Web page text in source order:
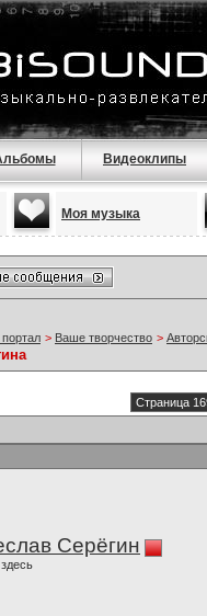
Видеоклипы
Моя музыка
> Ваше творчество >
Страница
Серёгин